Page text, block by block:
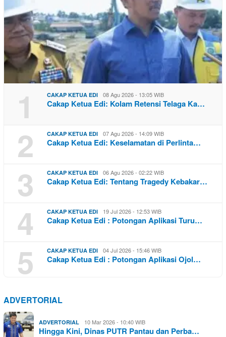
1 CAKAP KETUA EDI 08 Agu 2026 - 13:05 WIB
Cakap Ketua Edi: Kolam Retensi Telaga Ka…
2 CAKAP KETUA EDI 07 Agu 2026 - 14:09 WIB
Cakap Ketua Edi: Keselamatan di Perlinta…
3 CAKAP KETUA EDI 06 Agu 2026 - 02:22 WIB
Cakap Ketua Edi: Tentang Tragedy Kebakar…
4 CAKAP KETUA EDI 19 Jul 2026 - 12:53 WIB
Cakap Ketua Edi : Potongan Aplikasi Turu…
5 CAKAP KETUA EDI 04 Jul 2026 - 15:46 WIB
Cakap Ketua Edi : Potongan Aplikasi Ojol…
ADVERTORIAL
ADVERTORIAL 10 Mar 2026 - 10:40 WIB
Hingga Kini, Dinas PUTR Pantau dan Perba…